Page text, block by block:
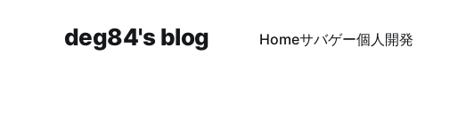
deg84's blog Homeサバゲー個人開発